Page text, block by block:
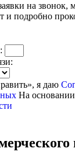
на звонок,
и подробно
я даю
На основании